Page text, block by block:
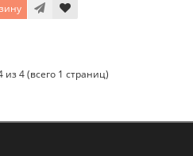
из 4 (всего 1 страниц)